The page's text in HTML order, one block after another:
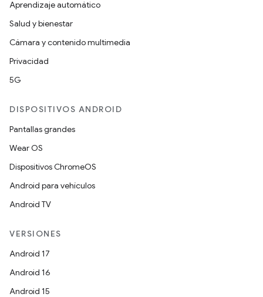
Aprendizaje automático
Salud y bienestar
Cámara y contenido multimedia
Privacidad
5G
DISPOSITIVOS ANDROID
Pantallas grandes
Wear OS
Dispositivos ChromeOS
Android para vehículos
Android TV
VERSIONES
Android 17
Android 16
Android 15